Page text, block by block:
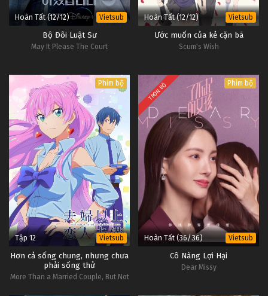
Hoàn Tất (12/12) Vietsub
Bộ Đôi Luật Sư
May It Please The Court
Hoàn Tất (12/12) Vietsub
Ước muốn của kẻ cặn bã
Scum's Wish
Phim bộ
Tập 12 Vietsub
Hơn cả sống chung, nhưng chưa
phải sống thử
More Than a Married Couple, But Not
TRỌN BỘ Phim bộ
Hoàn Tất (36/36) Vietsub
Cô Nàng Lợi Hại
Dear Missy